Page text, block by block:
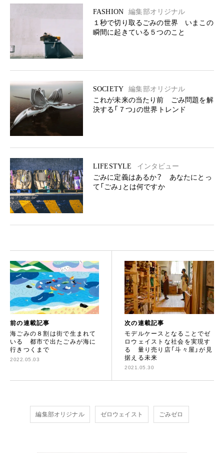
FASHION
編集部オリジナル
１秒で切り取るごみの世界 いまこの
瞬間に起きている５つのこと
SOCIETY
編集部オリジナル
これが未来の当たり前 ごみ問題を解
決する「７つ」の世界トレンド
LIFESTYLE
インタビュー
ごみに定義はあるか？ あなたにとっ
て「ごみ」とは何ですか
前の連載記事
海ごみの８割は街で生まれて
いる 都市で出たごみが海に
行きつくまで
2022.05.03
次の連載記事
モデルケースとなることでゼ
ロウェイストな社会を実現す
る 量り売り店「斗々屋」が見
据える未来
2021.05.30
編集部オリジナル ゼロウェイスト ごみゼロ